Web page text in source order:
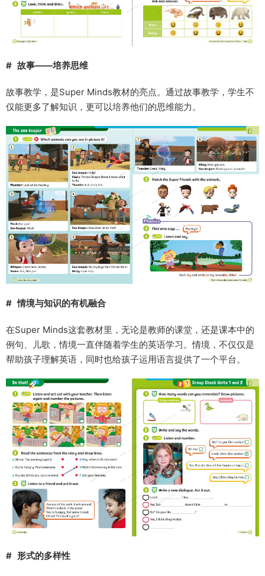
# 故事——培养思维
故事教学，是Super Minds教材的亮点。通过故事教学，学生不
仅能更多了解知识，更可以培养他们的思维能力。
# 情境与知识的有机融合
在Super Minds这套教材里，无论是教师的课堂，还是课本中的
例句、儿歌，情境一直伴随着学生的英语学习。情境，不仅仅是
帮助孩子理解英语，同时也给孩子运用语言提供了一个平台。
# 形式的多样性